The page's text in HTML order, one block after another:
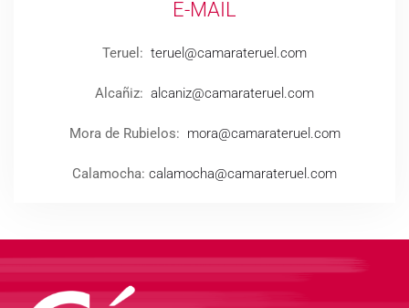
E-MAIL
Teruel: teruel@camarateruel.com
Alcañiz: alcaniz@camarateruel.com
Mora de Rubielos: mora@camarateruel.com
Calamocha: calamocha@camarateruel.com